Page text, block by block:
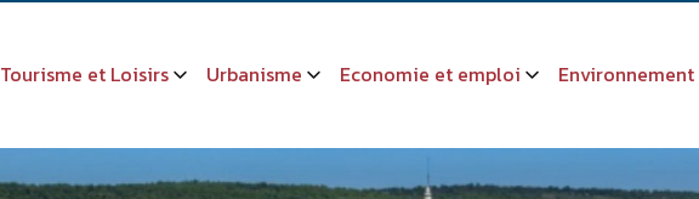
Tourisme et Loisirs Urbanisme Economie et emploi Environnement